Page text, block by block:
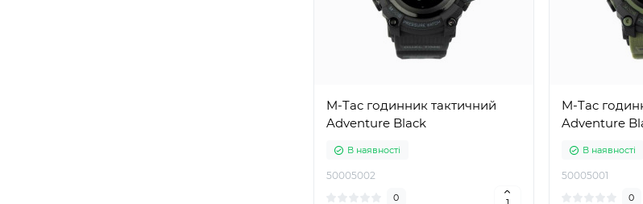
M-Tac годинник тактичний
Adventure Black
В наявності
50005002
0
M-Tac
Adventure
В наявності
50005001
0